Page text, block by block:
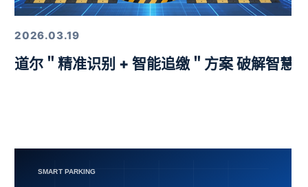
战赛圆满举行
2026.03.19
道尔＂精准识别 + 智能追缴＂方案 破解智慧